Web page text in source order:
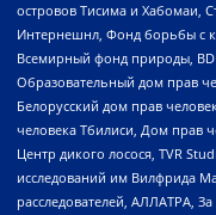
островов Тисима и Хабомаи,
Интернешнл, Фонд борьбы с
Всемирный фонд природы,
Образовательный дом прав
Белорусский дом прав
человека Тбилиси, Дом прав
Центр дикого лосося, TVR
исследований им Вилфрида
расследователей, АЛЛАТРА,